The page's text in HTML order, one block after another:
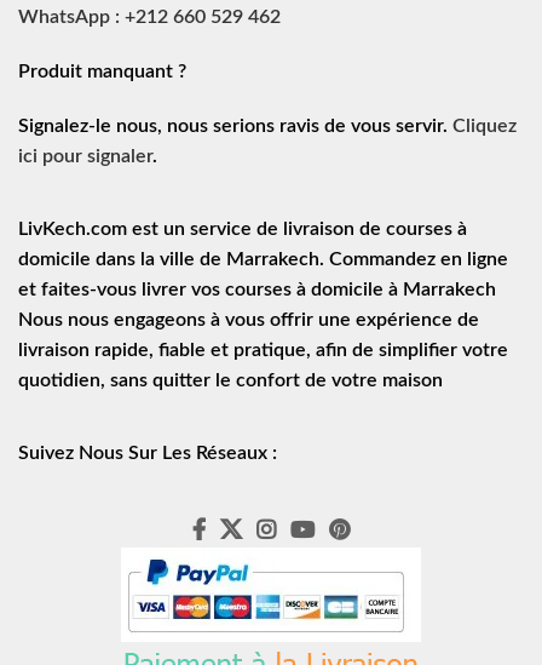
WhatsApp : +212 660 529 462
Produit manquant ?
Signalez-le nous, nous serions ravis de vous servir. Cliquez
ici pour signaler.
LivKech.com est un service de
livraison de courses à
domicile dans la ville de Marrakech. Commandez en ligne
et faites-vous livrer vos courses à domicile à Marrakech
Nous nous engageons à vous offrir une expérience de
livraison rapide, fiable et pratique, afin de simplifier votre
quotidien, sans quitter le confort de votre maison
Suivez Nous Sur Les Réseaux :